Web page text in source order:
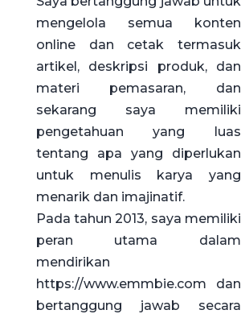
mengelola semua konten
online dan cetak termasuk
artikel, deskripsi produk, dan
materi pemasaran, dan
sekarang saya memiliki
pengetahuan yang luas
tentang apa yang diperlukan
untuk menulis karya yang
menarik dan imajinatif.
Pada tahun 2013, saya memiliki
peran utama dalam
mendirikan
https://www.emmbie.com dan
bertanggung jawab secara